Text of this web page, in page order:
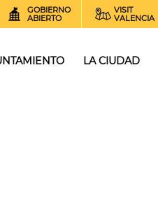
GOBIERNO
ABIERTO
VISIT
VALENCIA
LA CIUDAD